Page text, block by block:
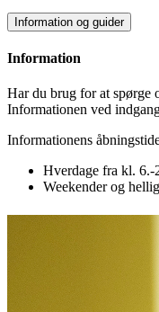
Information og guider
Information
Har du brug for at spørge
Informationen ved
Informationens
Hverdage fra kl. 6.-
Weekender og